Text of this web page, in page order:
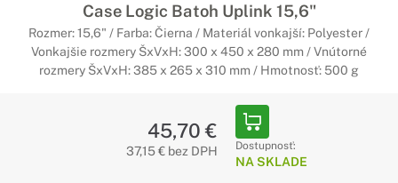
Case Logic Batoh Uplink 15,6"
Rozmer: 15,6" / Farba: Čierna / Materiál vonkajší: Polyester /
Vonkajšie rozmery ŠxVxH: 300 x 450 x 280 mm / Vnútorné
rozmery ŠxVxH: 385 x 265 x 310 mm / Hmotnosť: 500 g
45,70 €
37,15 € bez DPH Dostupnosť:
NA SKLADE